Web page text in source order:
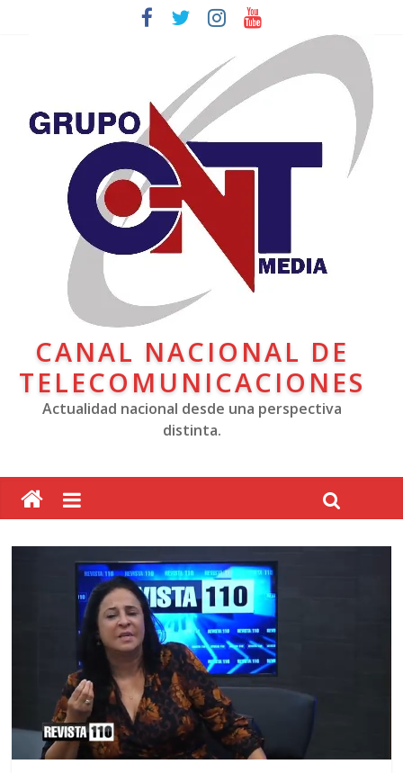
CANAL NACIONAL DE
TELECOMUNICACIONES
Actualidad nacional desde una perspectiva
distinta.